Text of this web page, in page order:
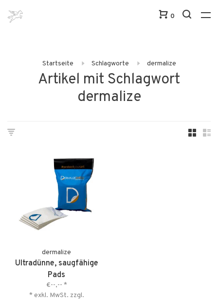
0
Startseite Schlagworte dermalize
Artikel mit Schlagwort
dermalize
dermalize
Ultradünne, saugfähige
Pads
€--,-- *
* exkl. MwSt. zzgl.